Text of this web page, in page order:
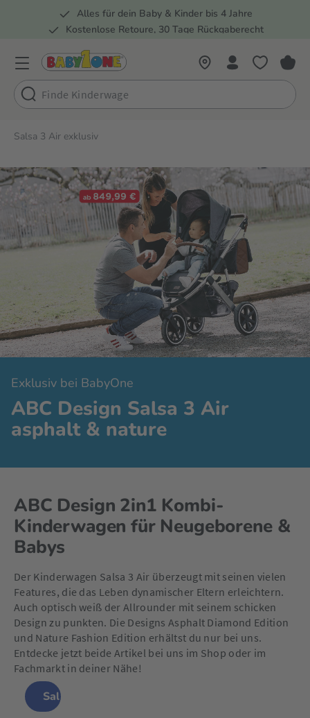
Zur Hauptnavigation springen
Alles für dein Baby & Kinder bis 4 Jahre
Kostenlose Retoure, 30 Tage Rückgaberecht
Salsa 3 Air exklusiv
Exklusiv bei BabyOne
ABC Design Salsa 3 Air
asphalt & nature
ABC Design 2in1 Kombi-
Kinderwagen für Neugeborene &
Babys
Der Kinderwagen Salsa 3 Air überzeugt mit seinen vielen
Features, die das Leben dynamischer Eltern erleichtern.
Auch optisch weiß der Allrounder mit seinem schicken
Design zu punkten. Die Designs Asphalt Diamond Edition
und Nature Fashion Edition erhältst du nur bei uns.
Entdecke jetzt beide Artikel bei uns im Shop oder im
Fachmarkt in deiner Nähe!
Salsa 3 Air Asphalt